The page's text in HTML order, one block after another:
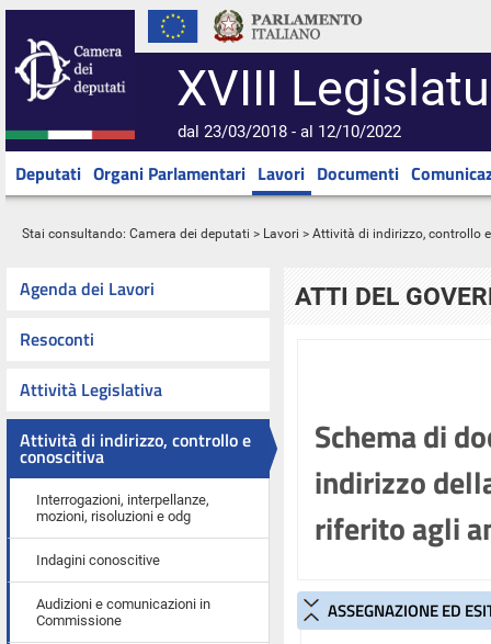
XVIII
dal 23/03/2018 - al 12/10/2022
Deputati Organi Parlamentari Lavori Documenti
Stai consultando: Camera dei deputati > Lavori > Attività di indirizzo, controllo
Agenda dei Lavori
Resoconti
Attività Legislativa
Attività di indirizzo, controllo e
conoscitiva
Interrogazioni, interpellanze,
mozioni, risoluzioni e odg
Indagini conoscitive
Audizioni e comunicazioni in
Commissione
ATTI DEL
Schema di
indirizzo
riferito agli
ASSEGNAZIONE ED